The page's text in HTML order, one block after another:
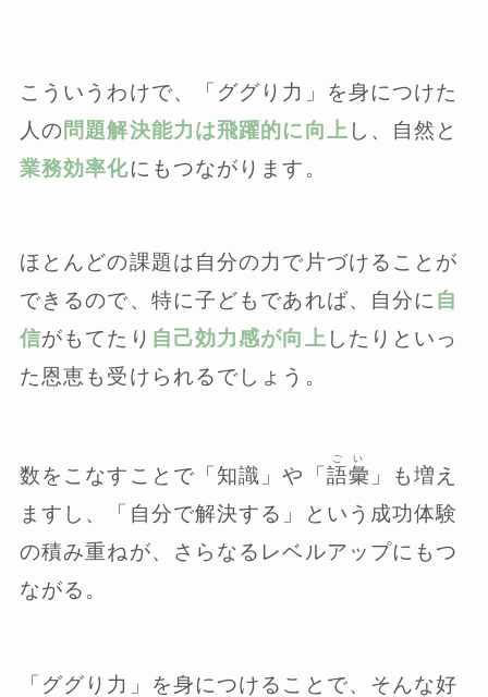
こういうわけで、「ググり力」を身につけた
人の 問題解決能力は飛躍的に向上 し、自然と
業務効率化にもつながります。
ほとんどの課題は自分の力で片づけることが
できるので、特に子どもであれば、自分に 自
信がもてたり 自己効力感が向上 したりといっ
た恩恵も受けられるでしょう。
数をこなすことで「知識」や「 語彙
ごい
」も増え
ますし、「自分で解決する」という成功体験
の積み重ねが、さらなるレベルアップにもつ
ながる。
「ググり力」を身につけることで、そんな好